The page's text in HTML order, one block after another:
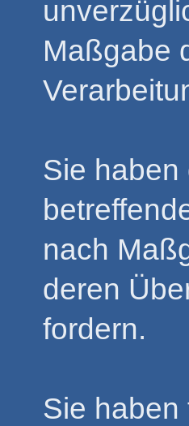
Maßgabe
Sie
nach
deren
fordern.
Sie haben